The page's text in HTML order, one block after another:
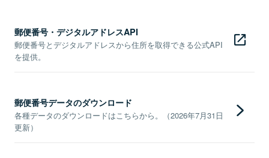
郵便番号・デジタルアドレスAPI
郵便番号とデジタルアドレスから住所を取得できる公式API
を提供。
郵便番号データのダウンロード
各種データのダウンロードはこちらから。（2026年7月31日
更新）